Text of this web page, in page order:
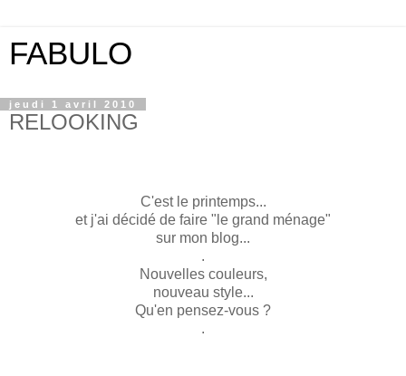
FABULO
jeudi 1 avril 2010
RELOOKING
C'est le printemps...
et j'ai décidé de faire "le grand ménage"
sur mon blog...
.
Nouvelles couleurs,
nouveau style...
Qu'en pensez-vous ?
.